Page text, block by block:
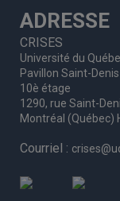
ADRESSE
CRISES
Université du
Pavillon Saint-
10è étage
1290, rue Saint-
Montréal (Québec)
Courriel :